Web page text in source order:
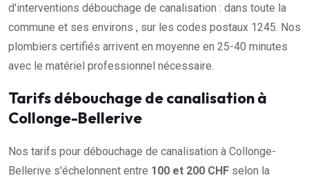
d'interventions débouchage de canalisation : dans toute la
commune et ses environs , sur les codes postaux 1245. Nos
plombiers certifiés arrivent en moyenne en 25-40 minutes
avec le matériel professionnel nécessaire.
Tarifs débouchage de canalisation à
Collonge-Bellerive
Nos tarifs pour débouchage de canalisation à Collonge-
Bellerive s'échelonnent entre 100 et 200 CHF selon la